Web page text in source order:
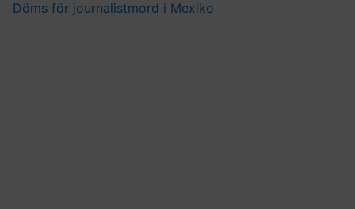
Döms för journalistmord i Mexiko